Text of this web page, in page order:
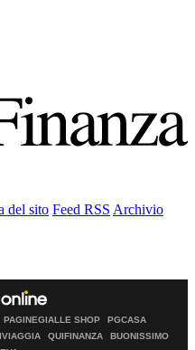
del sito Feed RSS Archivio
PAGINEGIALLE SHOP
PGCASA
QUIFINANZA
BUONISSIMO